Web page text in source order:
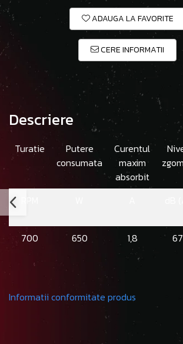
ADAUGA LA FAVORITE
CERE INFORMATII
Descriere
Turatie
Putere
consumata
Curentul
maxim
absorbit
700 650 1,8 67
Informatii conformitate produs